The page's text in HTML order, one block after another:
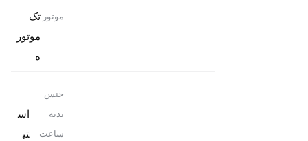
موتور تک
موتور
ه
جنس
بدنه
ساعت
اس
تی